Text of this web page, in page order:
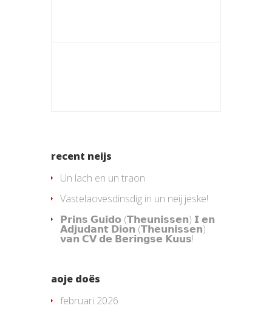
recent neijs
Un lach en un traon
Vastelaovesdinsdig in un neij jeske!
𝗣𝗿𝗶𝗻𝘀 𝗚𝘂𝗶𝗱𝗼 (𝗧𝗵𝗲𝘂𝗻𝗶𝘀𝘀𝗲𝗻) 𝗜 𝗲𝗻
𝗔𝗱𝗷𝘂𝗱𝗮𝗻𝘁 𝗗𝗶𝗼𝗻 (𝗧𝗵𝗲𝘂𝗻𝗶𝘀𝘀𝗲𝗻)
𝘃𝗮𝗻 𝗖𝗩 𝗱𝗲 𝗕𝗲𝗿𝗶𝗻𝗴𝘀𝗲 𝗞𝘂𝘂𝘀!
aoje doës
februari 2026